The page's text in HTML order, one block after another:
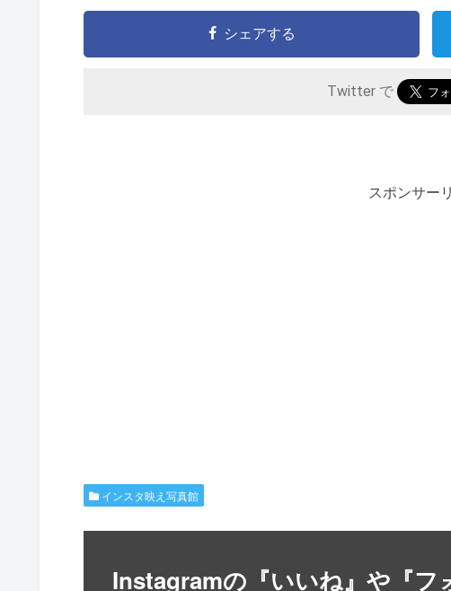
シェアする
Twitter で
スポンサー
インスタ映え写真館
Instagramの『いいね』や『フ